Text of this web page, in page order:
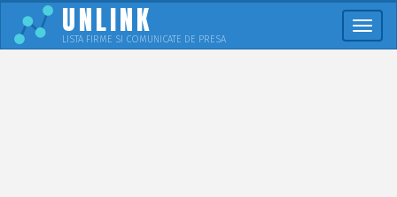
UNLINK
LISTA FIRME SI COMUNICATE DE PRESA